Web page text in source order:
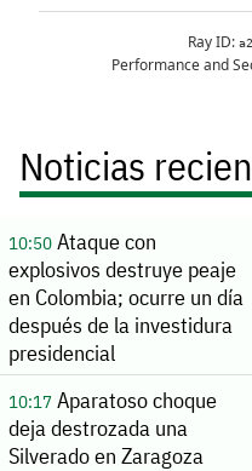
Noticias
10:50Ataque con
explosivos destruye peaje
en Colombia; ocurre un día
después de la investidura
presidencial
10:17Aparatoso choque
deja destrozada una
Silverado en Zaragoza